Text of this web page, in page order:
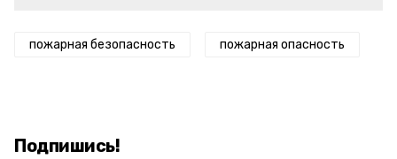
пожарная безопасность пожарная опасность
Подпишись!